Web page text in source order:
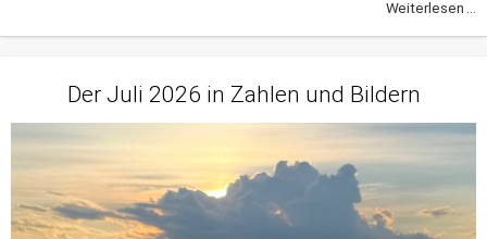
Weiterlesen ...
Der Juli 2026 in Zahlen und Bildern